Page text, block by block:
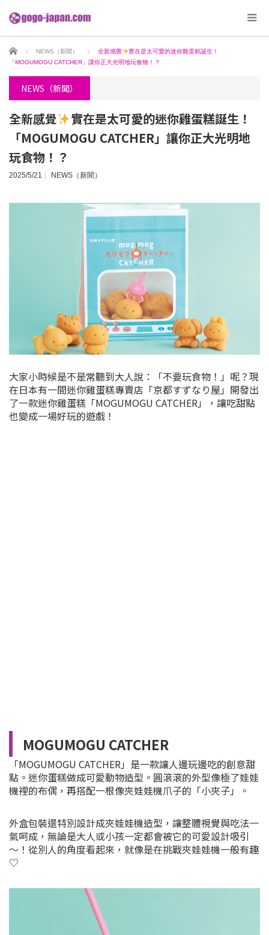
ホーム NEWS（新聞） 全新感覺
實在是太可愛的迷你雞蛋糕誕生！
「MOGUMOGU CATCHER」讓你正大光明地玩食物！？
NEWS（新聞）
全新感覺
實在是太可愛的迷你雞蛋糕誕生！
「MOGUMOGU CATCHER」讓你正大光明地
玩食物！？
2025/5/21 NEWS（新聞）
大家小時候是不是常聽到大人說：「不要玩食物！」呢？現
在日本有一間迷你雞蛋糕專賣店「京都すずなり屋」開發出
了一款迷你雞蛋糕「MOGUMOGU CATCHER」，讓吃甜點
也變成一場好玩的遊戲！
MOGUMOGU CATCHER
「MOGUMOGU CATCHER」是一款讓人邊玩邊吃的創意甜
點。迷你蛋糕做成可愛動物造型。圓滾滾的外型像極了娃娃
機裡的布偶，再搭配一根像夾娃娃機爪子的「小夾子」。
外盒包裝還特別設計成夾娃娃機造型，讓整體視覺與吃法一
氣呵成，無論是大人或小孩一定都會被它的可愛設計吸引
～！從別人的角度看起來，就像是在挑戰夾娃娃機一般有趣
♡